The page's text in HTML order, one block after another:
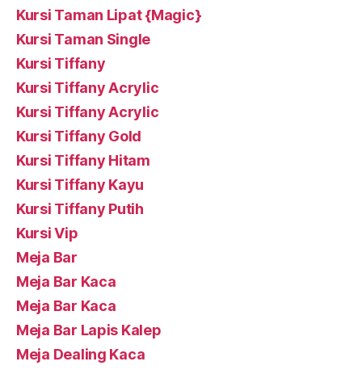
Kursi Taman Lipat {Magic}
Kursi Taman Single
Kursi Tiffany
Kursi Tiffany Acrylic
Kursi Tiffany Acrylic
Kursi Tiffany Gold
Kursi Tiffany Hitam
Kursi Tiffany Kayu
Kursi Tiffany Putih
Kursi Vip
Meja Bar
Meja Bar Kaca
Meja Bar Kaca
Meja Bar Lapis Kalep
Meja Dealing Kaca